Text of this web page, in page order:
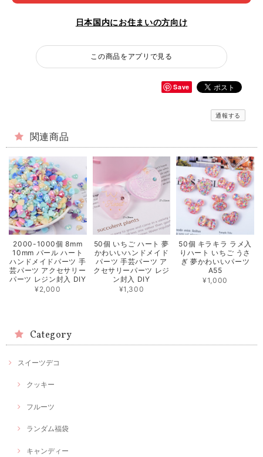
日本国内にお住まいの方向け
この商品をアプリで見る
Save
通報する
関連商品
2000-1000個 8mm
10mm パール ハート
ハンドメイドパーツ 手
芸パーツ アクセサリー
パーツ レジン封入 DIY
¥2,000
50個 いちご ハート 夢
かわいいハンドメイド
パーツ 手芸パーツ ア
クセサリーパーツ レジ
ン封入 DIY
¥1,300
50個 キラキラ ラメ入
りハート いちご うさ
ぎ 夢かわいいパーツ
A55
¥1,000
Category
スイーツデコ
クッキー
フルーツ
ランダム福袋
キャンディー